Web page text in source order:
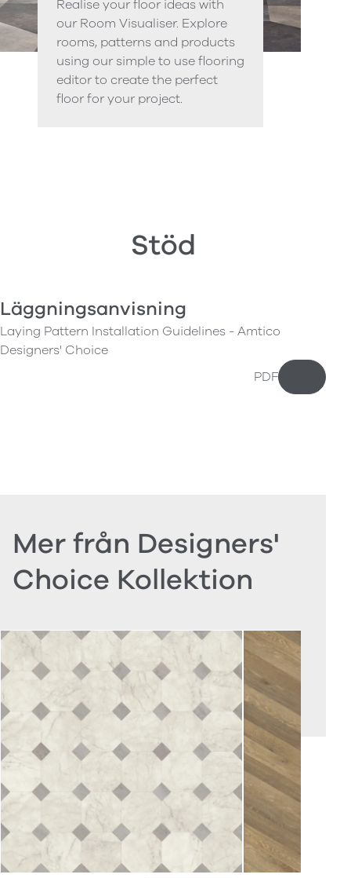
Realise your floor ideas with
our Room Visualiser. Explore
rooms, patterns and products
using our simple to use flooring
editor to create the perfect
floor for your project.
Stöd
Läggningsanvisning
Laying Pattern Installation Guidelines - Amtico
Designers' Choice
PDF
Ladda
Mer från Designers'
Choice Kollektion